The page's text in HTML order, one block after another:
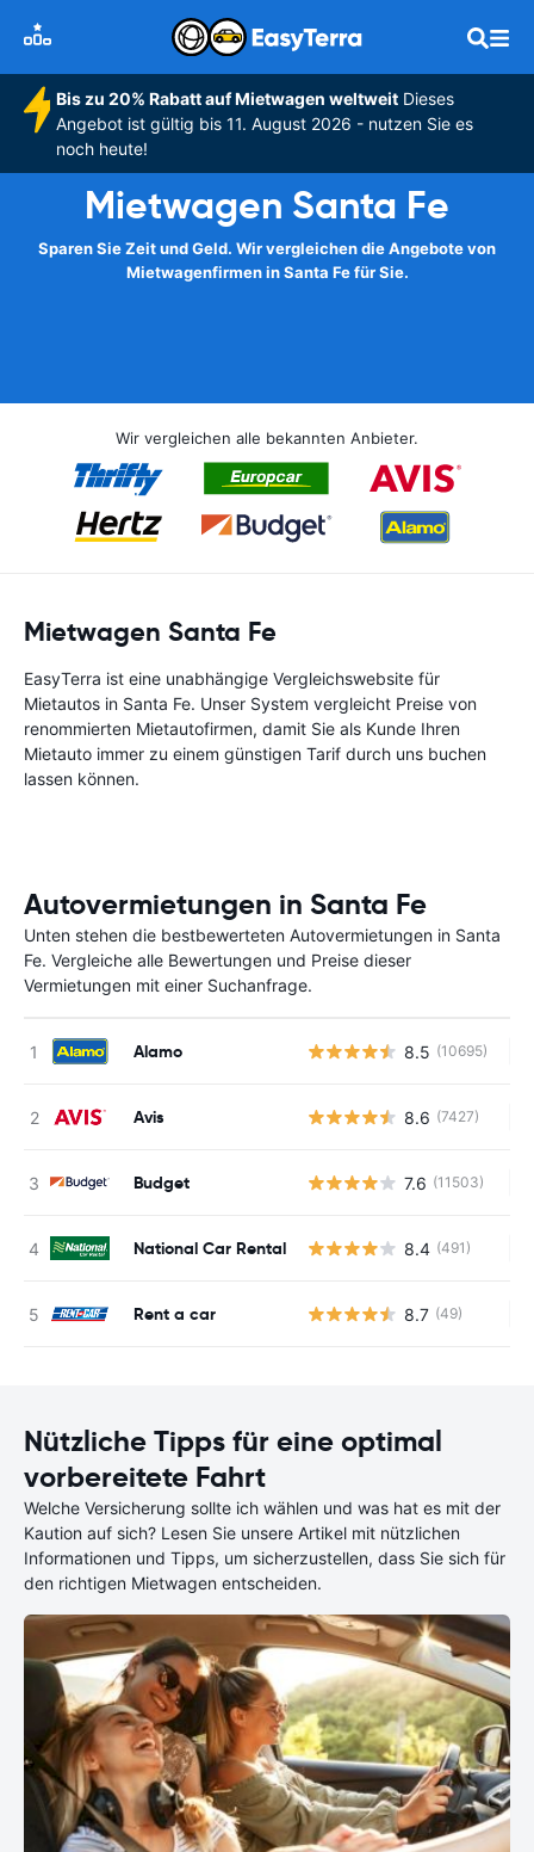
Bis zu 20% Rabatt auf Mietwagen weltweitDieses
Angebot ist gültig bis 11. August 2026 - nutzen Sie es
noch heute!
Mietwagen Santa Fe
Sparen Sie Zeit und Geld. Wir vergleichen die Angebote von
Mietwagenfirmen in Santa Fe für Sie.
Wir vergleichen alle bekannten Anbieter.
Mietwagen Santa Fe
EasyTerra ist eine unabhängige Vergleichswebsite für
Mietautos in Santa Fe. Unser System vergleicht Preise von
renommierten Mietautofirmen, damit Sie als Kunde Ihren
Mietauto immer zu einem günstigen Tarif durch uns buchen
lassen können.
Autovermietungen in Santa Fe
Unten stehen die bestbewerteten Autovermietungen in Santa
Fe. Vergleiche alle Bewertungen und Preise dieser
Vermietungen mit einer Suchanfrage.
Alamo 8.5 (10695)
Avis 8.6 (7427)
Budget 7.6 (11503)
National Car Rental 8.4 (491)
Rent a car 8.7 (49)
Nützliche Tipps für eine optimal
vorbereitete Fahrt
Welche Versicherung sollte ich wählen und was hat es mit der
Kaution auf sich? Lesen Sie unsere Artikel mit nützlichen
Informationen und Tipps, um sicherzustellen, dass Sie sich für
den richtigen Mietwagen entscheiden.